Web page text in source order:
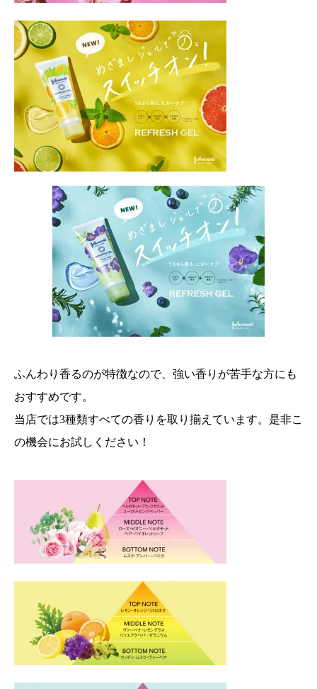
ふんわり香るのが特徴なので、強い香りが苦手な方にも
おすすめです。
当店では3種類すべての香りを取り揃えています。是非こ
の機会にお試しください！